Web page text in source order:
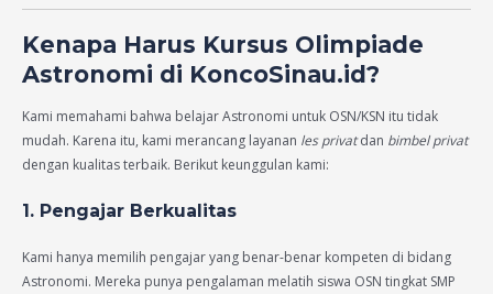
Kenapa Harus Kursus Olimpiade
Astronomi di KoncoSinau.id?
Kami memahami bahwa belajar Astronomi untuk OSN/KSN itu tidak
mudah. Karena itu, kami merancang layanan les privatdan bimbel privat
dengan kualitas terbaik. Berikut keunggulan kami:
1. Pengajar Berkualitas
Kami hanya memilih pengajar yang benar-benar kompeten di bidang
Astronomi. Mereka punya pengalaman melatih siswa OSN tingkat SMP